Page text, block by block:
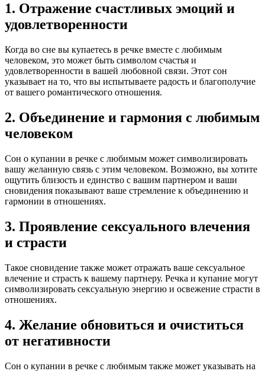
1. Отражение счастливых эмоций и
удовлетворенности
Когда во сне вы купаетесь в речке вместе с любимым
человеком, это может быть символом счастья и
удовлетворенности в вашей любовной связи. Этот сон
указывает на то, что вы испытываете радость и благополучие
от вашего романтического отношения.
2. Объединение и гармония с любимым
человеком
Сон о купании в речке с любимым может символизировать
вашу желанную связь с этим человеком. Возможно, вы хотите
ощутить близость и единство с вашим партнером и ваши
сновидения показывают ваше стремление к объединению и
гармонии в отношениях.
3. Проявление сексуального влечения
и страсти
Такое сновидение также может отражать ваше сексуальное
влечение и страсть к вашему партнеру. Речка и купание могут
символизировать сексуальную энергию и освежение страсти в
отношениях.
4. Желание обновиться и очиститься
от негативности
Сон о купании в речке с любимым также может указывать на